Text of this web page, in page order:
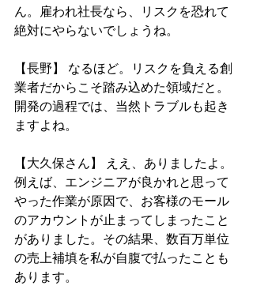
ん。雇われ社長なら、リスクを恐れて
絶対にやらないでしょうね。
【長野】 なるほど。リスクを負える創
業者だからこそ踏み込めた領域だと。
開発の過程では、当然トラブルも起き
ますよね。
【大久保さん】 ええ、ありましたよ。
例えば、エンジニアが良かれと思って
やった作業が原因で、お客様のモール
のアカウントが止まってしまったこと
がありました。その結果、数百万単位
の売上補填を私が自腹で払ったことも
あります。